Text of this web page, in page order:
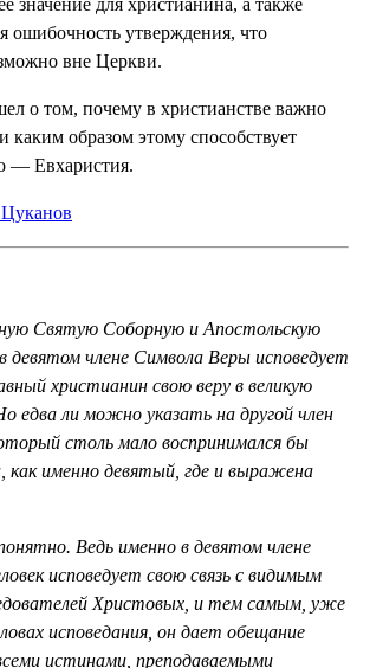
ошибочность утверждения, что
вне Церкви.
о том, почему в христианстве важно
каким образом этому способствует
— Евхаристия.
Святую Соборную и Апостольскую
девятом члене Символа Веры исповедует
христианин свою веру в великую
едва ли можно указать на другой член
столь мало воспринимался бы
как именно девятый, где и выражена
Ведь именно в девятом члене
исповедует свою связь с видимым
Христовых, и тем самым, уже
исповедания, он дает обещание
истинами, преподаваемыми